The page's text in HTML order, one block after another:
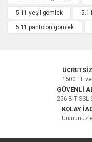
Bu
5.11 yeşil gömlek
5.11 pantolon gömlek
1500 TL
GÜVENLİ
256 BIT
KOLAY